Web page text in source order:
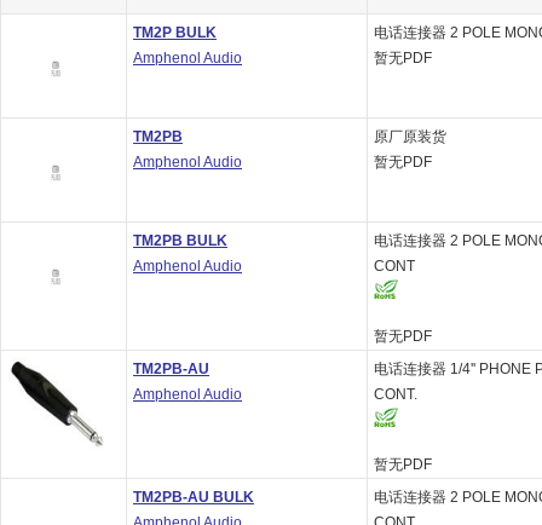
TM2P BULK
Amphenol Audio
电话连接器 2 POLE
暂无PDF
TM2PB
Amphenol Audio
原厂原装货
暂无PDF
TM2PB BULK
Amphenol Audio
电话连接器 2 POLE
CONT
暂无PDF
TM2PB-AU
Amphenol Audio
电话连接器 1/4'' PHONE
CONT.
暂无PDF
TM2PB-AU BULK
电话连接器 2 POLE